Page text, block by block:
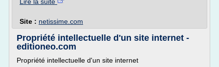
Site : netissime.com
Propriété intellectuelle d'un site internet -
editioneo.com
Propriété intellectuelle d'un site internet